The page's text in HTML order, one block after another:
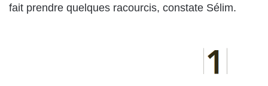
fait prendre quelques racourcis, constate Sélim.